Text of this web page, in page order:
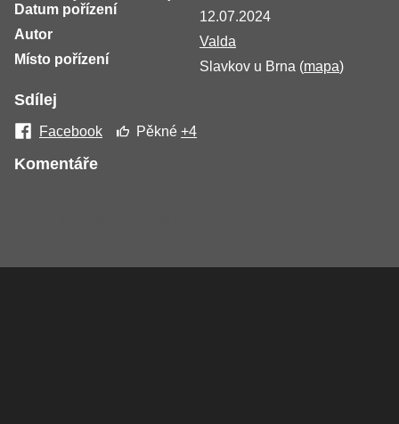
Datum pořízení
12.07.2024
Autor
Valda
Místo pořízení
Slavkov u Brna (mapa)
Sdílej
Facebook Pěkné+4
Komentáře